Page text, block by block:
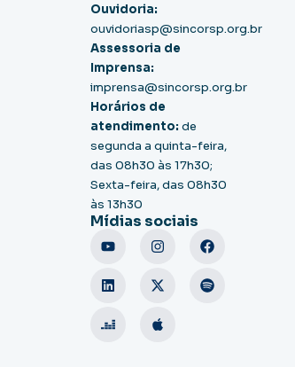
Ouvidoria:
ouvidoriasp@sincorsp.org.br
Assessoria de
Imprensa:
imprensa@sincorsp.org.br
Horários de
atendimento: de
segunda a quinta-feira,
das 08h30 às 17h30;
Sexta-feira, das 08h30
às 13h30
Mídias sociais